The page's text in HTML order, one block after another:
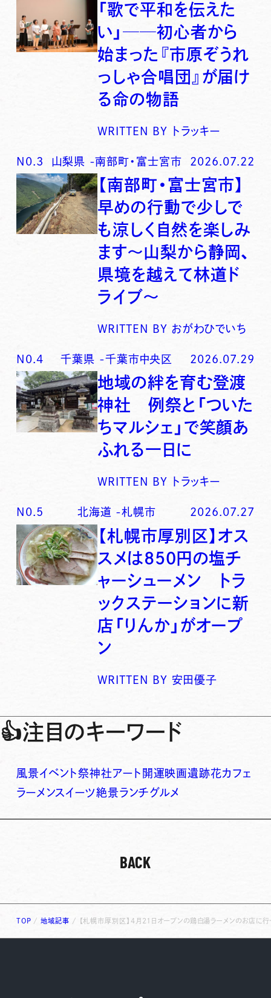
「歌で平和を伝えた
い」──初心者から
始まった『市原ぞうれ
っしゃ合唱団』が届け
る命の物語
WRITTEN BY トラッキー
N0. 3 山梨県 -南部町・富士宮市 2026.07.22
【南部町・富士宮市】
早めの行動で少しで
も涼しく自然を楽しみ
ます〜山梨から静岡、
県境を越えて林道ド
ライブ〜
WRITTEN BY おがわひでいち
N0.4 千葉県 -千葉市中央区 2026.07.29
地域の絆を育む登渡
神社 例祭と「ついた
ちマルシェ」で笑顔あ
ふれる一日に
WRITTEN BY トラッキー
N0. 5 北海道 -札幌市 2026.07.27
【札幌市厚別区】オス
スメは850円の塩チ
ャーシューメン トラ
ックステーションに新
店「りんか」がオープ
ン
WRITTEN BY 安田優子
👍注目のキーワード
風景イベント祭神社アート 開運映画遺跡花カフェ
ラーメンスイーツ絶景ランチグルメ
BACK
TOP /地域記事 / 【札幌市厚別区】4月２１日オープンの鶏白湯ラーメンのお店に行